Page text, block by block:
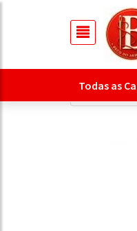
Todas as
/Crochê e